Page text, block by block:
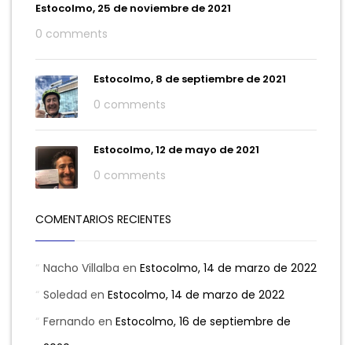
Estocolmo, 25 de noviembre de 2021
0 comments
Estocolmo, 8 de septiembre de 2021
0 comments
Estocolmo, 12 de mayo de 2021
0 comments
COMENTARIOS RECIENTES
Nacho Villalba en Estocolmo, 14 de marzo de 2022
Soledad en Estocolmo, 14 de marzo de 2022
Fernando en Estocolmo, 16 de septiembre de